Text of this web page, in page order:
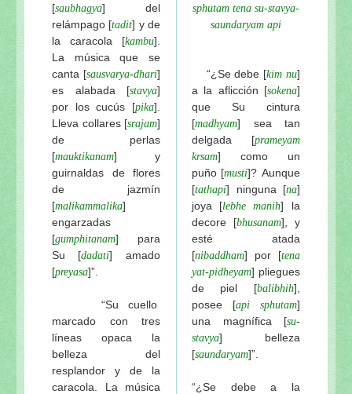
[saubhagya] del
relámpago [tadit] y de
la caracola
[kambu].
La música que se
canta [sausvarya-dhari]
es alabada [stavya]
por los cucús [pika].
Lleva collares [srajam]
de perlas
[mauktikanam] y
guirnaldas de flores
de jazmín
[malikammalika]
engarzadas
[gumphitanam] para
Su [dadati] amado
[preyasa]”.
“Su cuello
marcado con tres
líneas opaca la
belleza del
resplandor y de la
caracola. La música
sphutam tena su-stavya-
saundaryam api
“¿Se debe [kim nu]
a la aflicción [sokena]
que Su cintura
[madhyam] sea tan
delgada [prameyam
krsam] como un
puño [musti]? Aunque
[tathapi] ninguna [na]
joya [lebhe manih] la
decore
[bhusanam], y
esté atada
[nibaddham] por [tena
yat-pidheyam] pliegues
de piel
[balibhih],
posee [api sphutam]
una magnífica [su-
stavya] belleza
[saundaryam]”.
“¿Se debe a la